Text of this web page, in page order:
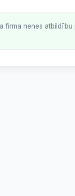
firma nenes